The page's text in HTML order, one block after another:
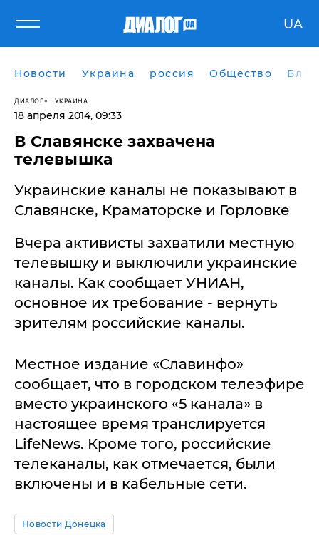
UA
Новости Украина россия Общество
ДИАЛОГ УКРАИНА
18 апреля 2014, 09:33
В Славянске захвачена
телевышка
Украинские каналы не показывают в
Славянске, Краматорске и Горловке
Вчера активисты захватили местную
телевышку и выключили украинские
каналы. Как сообщает УНИАН,
основное их требование - вернуть
зрителям российские каналы.
Местное издание «Славинфо»
сообщает, что в городском телеэфире
вместо украинского «5 канала» в
настоящее время транслируется
LifeNews. Кроме того, российские
телеканалы, как отмечается, были
включены и в кабельные сети.
Новости Донецка